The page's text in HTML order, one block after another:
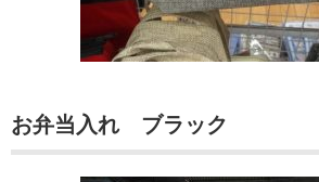
お弁当入れ ブラック